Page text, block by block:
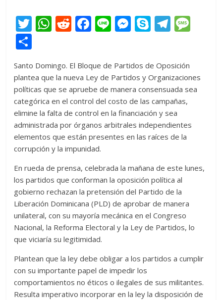
T
er
W
s
A
p
p
R
di
t
F
b
o
o
k
Li M
e
n
g
er
S
p
e
T
gr
a
m
a
g
m
p
ar
ti
r
Santo Domingo. El Bloque de Partidos de Oposición
plantea que la nueva Ley de Partidos y Organizaciones
políticas que se apruebe de manera consensuada sea
categórica en el control del costo de las campañas,
elimine la falta de control en la financiación y sea
administrada por órganos arbitrales independientes
elementos que están presentes en las raíces de la
corrupción y la impunidad.
En rueda de prensa, celebrada la mañana de este lunes,
los partidos que conforman la oposición política al
gobierno rechazan la pretensión del Partido de la
Liberación Dominicana (PLD) de aprobar de manera
unilateral, con su mayoría mecánica en el Congreso
Nacional, la Reforma Electoral y la Ley de Partidos, lo
que viciaría su legitimidad.
Plantean que la ley debe obligar a los partidos a cumplir
con su importante papel de impedir los
comportamientos no éticos o ilegales de sus militantes.
Resulta imperativo incorporar en la ley la disposición de